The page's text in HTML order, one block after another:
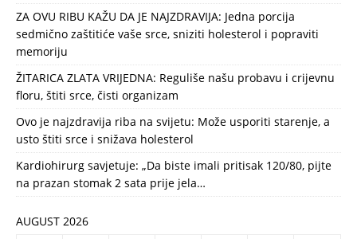
ZA OVU RIBU KAŽU DA JE NAJZDRAVIJA: Jedna porcija
sedmično zaštitiće vaše srce, sniziti holesterol i popraviti
memoriju
ŽITARICA ZLATA VRIJEDNA: Reguliše našu probavu i crijevnu
floru, štiti srce, čisti organizam
Ovo je najzdravija riba na svijetu: Može usporiti starenje, a
usto štiti srce i snižava holesterol
Kardiohirurg savjetuje: „Da biste imali pritisak 120/80, pijte
na prazan stomak 2 sata prije jela…
AUGUST 2026